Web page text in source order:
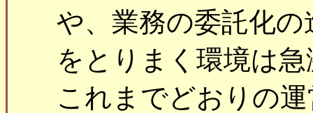
や、業務の委託化
をとりまく環境は
これまでどおりの